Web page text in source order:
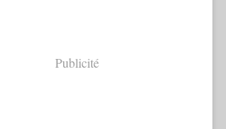
Publicité